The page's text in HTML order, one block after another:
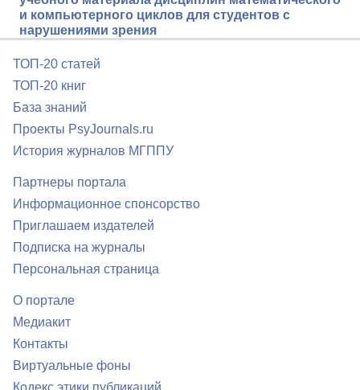
и компьютерного циклов для студентов с
нарушениями зрения
ТОП-20 статей
ТОП-20 книг
База знаний
Проекты PsyJournals.ru
История журналов МГППУ
Партнеры портала
Информационное спонсорство
Приглашаем издателей
Подписка на журналы
Персональная страница
О портале
Медиакит
Контакты
Виртуальные фоны
Кодекс этики публикаций